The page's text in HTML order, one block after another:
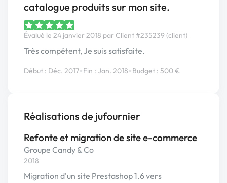
catalogue produits sur mon site.
Évalué le 24 janvier 2018 par Client #235239 (client)
Très compétent, Je suis satisfaite.
Début : Déc. 2017•Fin : Jan. 2018•Budget : 500 €
Réalisations de jufournier
Refonte et migration de site e-commerce
Groupe Candy & Co
2018
Migration d'un site Prestashop 1.6 vers